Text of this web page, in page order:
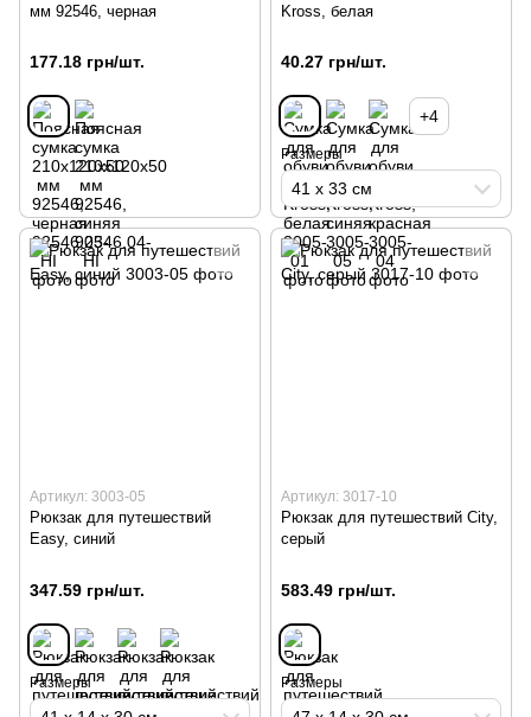
мм 92546, черная
177.18 грн/шт.
Kross, белая
40.27 грн/шт.
+4
Размеры
41 х 33 см
Артикул: 3003-05
Рюкзак для путешествий
Easy, синий
347.59 грн/шт.
Размеры
Артикул: 3017-10
Рюкзак для путешествий City,
серый
583.49 грн/шт.
Размеры